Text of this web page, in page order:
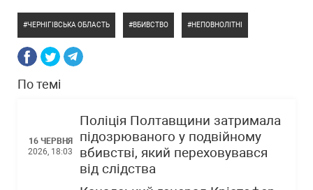
ЧЕРНІГІВСЬКА ОБЛАСТЬ ВБИВСТВО НЕПОВНОЛІТНІ
По темі
16 ЧЕРВНЯ
2026, 18:03
Поліція Полтавщини затримала
підозрюваного у подвійному
вбивстві, який переховувався
від слідства